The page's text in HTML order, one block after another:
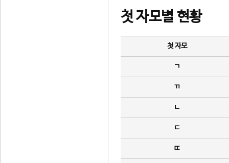
첫 자모별 현황
첫 자모
ㄱ
ㄲ
ㄴ
ㄷ
ㄸ